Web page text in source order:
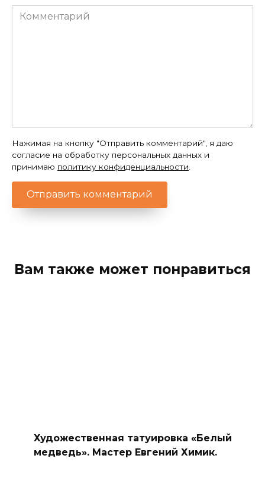
Комментарий
Нажимая на кнопку "Отправить комментарий", я даю
согласие на обработку персональных данных и
принимаю политику конфиденциальности
Вам также может понравиться
Художественная татуировка «Белый
медведь». Мастер Евгений Химик.